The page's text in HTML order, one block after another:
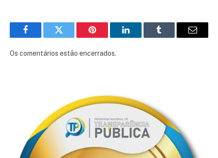
FacebookTwitter Pinterest LinkedInTumblr
E-
Os comentários estão encerrados.